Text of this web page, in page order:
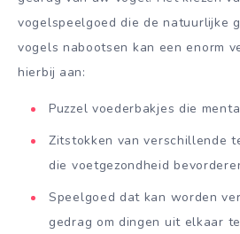
vogelspeelgoed die de natuurlijke
vogels nabootsen kan een enorm
hierbij aan:
Puzzel voederbakjes die
Zitstokken van verschillende
die voetgezondheid
Speelgoed dat kan worden
gedrag om dingen uit elkaar